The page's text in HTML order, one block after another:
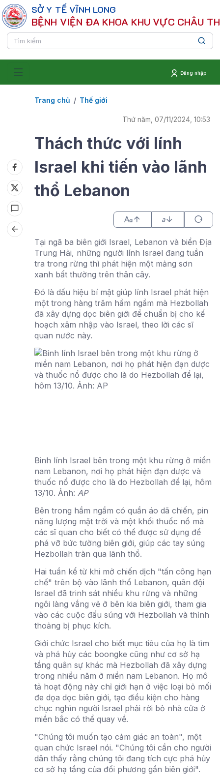
SỞ Y TẾ VĨNH LONG
BỆNH VIỆN ĐA KHOA KHU VỰC CHÂU
Đăng nhập
Trang chủ Thế giới
Thứ năm, 07/11/2024, 10:53
Thách thức với lính
Israel khi tiến vào lãnh
thổ Lebanon
a
Tại ngã ba biên giới Israel, Lebanon và biển Địa
Trung Hải, những người lính Israel đang tuần
tra trong rừng thì phát hiện một mảng sơn
xanh bất thường trên thân cây.
Đó là dấu hiệu bí mật giúp lính Israel phát hiện
một trong hàng trăm hầm ngầm mà Hezbollah
đã xây dựng dọc biên giới để chuẩn bị cho kế
hoạch xâm nhập vào Israel, theo lời các sĩ
quan nước này.
Binh lính Israel bên trong một khu rừng ở miền
nam Lebanon, nơi họ phát hiện đạn dược và
thuốc nổ được cho là do Hezbollah để lại, hôm
13/10. Ảnh: AP
Bên trong hầm ngầm có quần áo dã chiến, pin
năng lượng mặt trời và một khối thuốc nổ mà
các sĩ quan cho biết có thể được sử dụng để
phá vỡ bức tường biên giới, giúp các tay súng
Hezbollah tràn qua lãnh thổ.
Hai tuần kể từ khi mở chiến dịch "tấn công hạn
chế" trên bộ vào lãnh thổ Lebanon, quân đội
Israel đã trinh sát nhiều khu rừng và những
ngôi làng vắng vẻ ở bên kia biên giới, tham gia
vào các cuộc đấu súng với Hezbollah và thỉnh
thoảng bị phục kích.
Giới chức Israel cho biết mục tiêu của họ là tìm
và phá hủy các boongke cũng như cơ sở hạ
tầng quân sự khác mà Hezbollah đã xây dựng
trong nhiều năm ở miền nam Lebanon. Họ mô
tả hoạt động này chỉ giới hạn ở việc loại bỏ mối
đe dọa dọc biên giới, tạo điều kiện cho hàng
chục nghìn người Israel phải rời bỏ nhà cửa ở
miền bắc có thể quay về.
"Chúng tôi muốn tạo cảm giác an toàn", một
quan chức Israel nói. "Chúng tôi cần cho người
dân thấy rằng chúng tôi đang tích cực phá hủy
cơ sở hạ tầng của đối phương gần biên giới".